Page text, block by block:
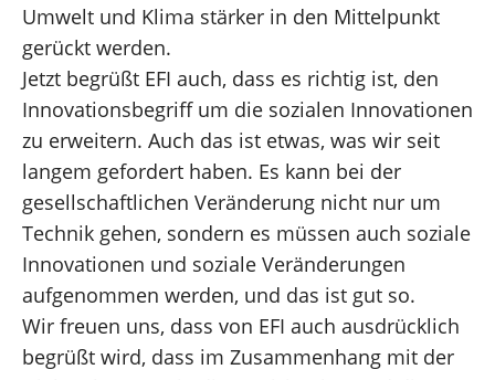
Umwelt und Klima stärker in den Mittelpunkt
gerückt werden.
Jetzt begrüßt EFI auch, dass es richtig ist, den
Innovationsbegriff um die sozialen Innovationen
zu erweitern. Auch das ist etwas, was wir seit
langem gefordert haben. Es kann bei der
gesellschaftlichen Veränderung nicht nur um
Technik gehen, sondern es müssen auch soziale
Innovationen und soziale Veränderungen
aufgenommen werden, und das ist gut so.
Wir freuen uns, dass von EFI auch ausdrücklich
begrüßt wird, dass im Zusammenhang mit der